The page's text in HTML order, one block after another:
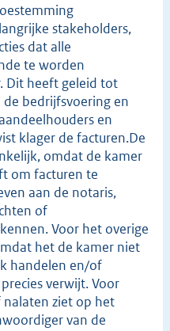
stakeholders,
dat alle
te worden
Dit heeft geleid tot
bedrijfsvoering en
en
klager de facturen.De
omdat de kamer
om facturen te
aan de notaris,
of
Voor het overige
het de kamer niet
handelen en/of
verwijt. Voor
ziet op het
van de